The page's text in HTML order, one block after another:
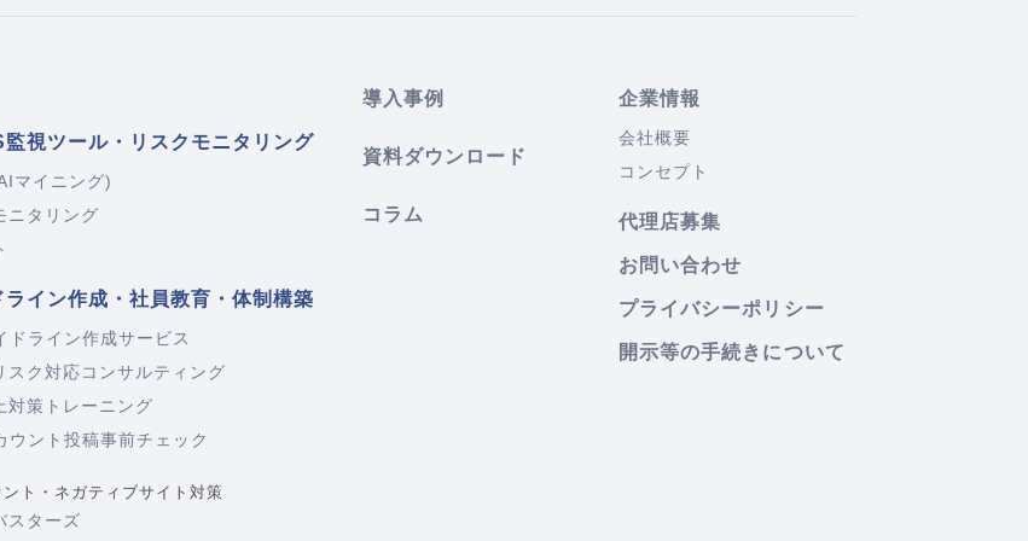
視ツール・リスクモニタリング
マイニング)
ニタリング
イン作成・社員教育・体制構築
ドライン作成サービス
スク対応コンサルティング
対策トレーニング
ウント投稿事前チェック
ト・ネガティブサイト対策
スターズ
導入事例
資料ダウンロード
コラム
企業情報
会社概要
コンセプト
代理店募集
お問い合わせ
プライバシーポリシー
開示等の手続きについて